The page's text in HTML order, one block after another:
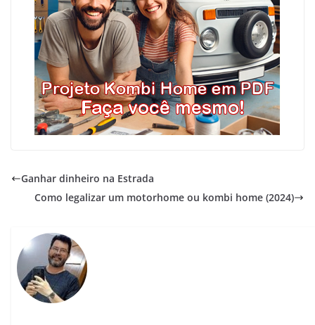
Ganhar dinheiro na Estrada
Como legalizar um motorhome ou kombi home (2024)